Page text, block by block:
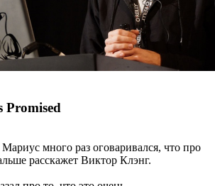
Promised
много раз оговаривался, что про
расскажет Виктор Клэнг.